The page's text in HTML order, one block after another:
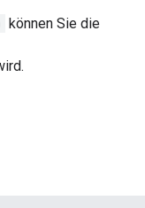
können Sie die